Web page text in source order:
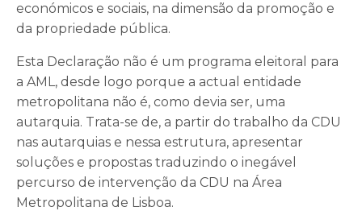
económicos e sociais, na dimensão da promoção e
da propriedade pública.
Esta Declaração não é um programa eleitoral para
a AML, desde logo porque a actual entidade
metropolitana não é, como devia ser, uma
autarquia. Trata-se de, a partir do trabalho da CDU
nas autarquias e nessa estrutura, apresentar
soluções e propostas traduzindo o inegável
percurso de intervenção da CDU na Área
Metropolitana de Lisboa.